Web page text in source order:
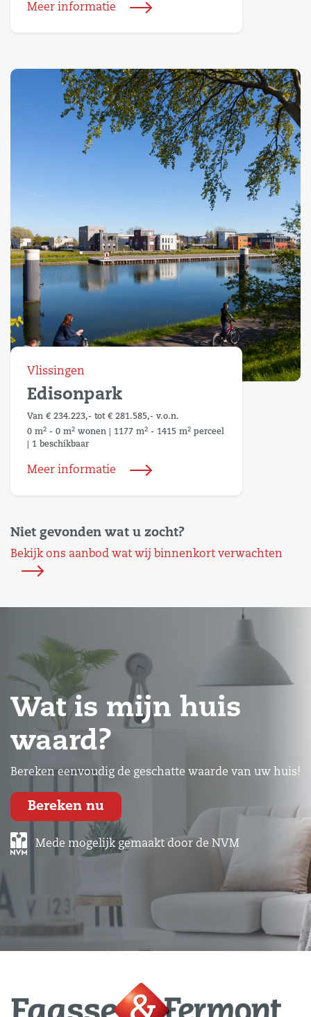
Meer informatie
Vlissingen
Edisonpark
Van € 234.223,- tot € 281.585,- v.o.n.
0 m2 - 0 m2 wonen 1177 m2 - 1415 m2 perceel
1 beschikbaar
Meer informatie
Niet gevonden wat u zocht?
Bekijk ons aanbod wat wij binnenkort verwachten
Wat is mijn huis
waard?
Bereken eenvoudig de geschatte waarde van uw huis!
Bereken nu
Mede mogelijk gemaakt door de NVM